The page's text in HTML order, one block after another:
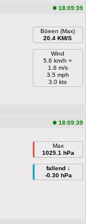
18:09:39
Böeen (Max)
20.4 KM/S
Wind
5.6 km/h =
1.6 m/s
3.5 mph
3.0 kts
18:09:39
Max
1025.1 hPa
fallend ↓
-0.30 hPa